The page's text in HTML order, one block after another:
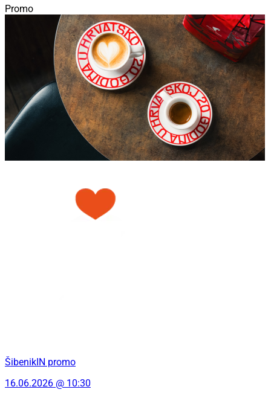
Promo
ŠibenikIN promo
16.06.2026 @ 10:30